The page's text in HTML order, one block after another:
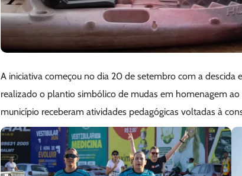
A iniciativa começou no dia 20 de setembro com a descida
realizado o plantio simbólico de mudas em homenagem
município receberam atividades pedagógicas voltadas à